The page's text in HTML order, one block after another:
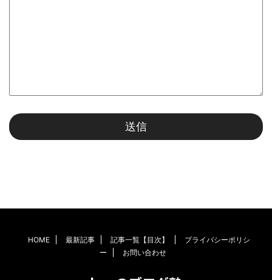
HOME 最新記事 記事一覧【目次】
プライバシーポリシ
ー
お問い合わせ